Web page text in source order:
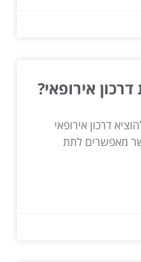
אירופאי?
דרכון אירופאי
מאפשרים לתת